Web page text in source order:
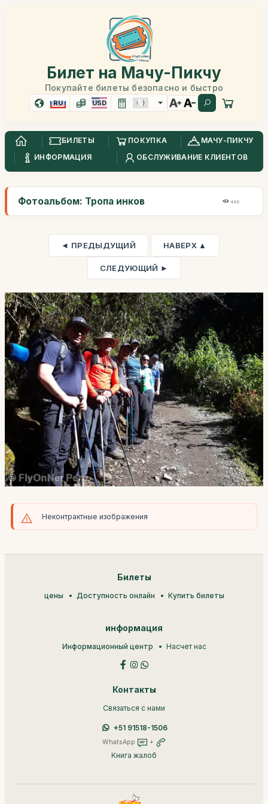
Билет на Мачу-Пикчу
Покупайте билеты безопасно и быстро
RU USD
БИЛЕТЫ ПОКУПКА
МАЧУ-ПИКЧУ
ИНФОРМАЦИЯ
ОБСЛУЖИВАНИЕ КЛИЕНТОВ
Фотоальбом: Тропа инков 44K
◄ ПРЕДЫДУЩИЙ НАВЕРХ ▲
СЛЕДУЮЩИЙ ►
Неконтрактные изображения
Билеты
цены Доступность онлайн Купить билеты
информация
Информационный центр Насчет нас
Контакты
Связаться с нами
+51 91518-1506
WhatsApp +
Книга жалоб